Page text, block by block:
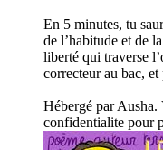
En 5 minutes, tu
de l’habitude et de
liberté qui traverse
correcteur au bac,
Hébergé par
confidentialite pour